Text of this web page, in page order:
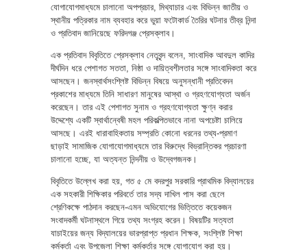
যোগাযোগমাধ্যমে চালানো অপপ্রচার, মিথ্যাচার এবং বিভিন্ন জাতীয় ও
স্থানীয় পত্রিকার নাম ব্যবহার করে ভুয়া ফটোকার্ড তৈরির ঘটনার তীব্র নিন্দা
ও প্রতিবাদ জানিয়েছে ফরিদগঞ্জ প্রেসক্লাব।
এক প্রতিবাদ বিবৃতিতে প্রেসক্লাব নেতৃবৃন্দ বলেন, সাংবাদিক আবদুল কাদির
দীর্ঘদিন ধরে পেশাগত সততা, নিষ্ঠা ও দায়িত্বশীলতার সঙ্গে সাংবাদিকতা করে
আসছেন। জনস্বার্থসংশ্লিষ্ট বিভিন্ন বিষয়ে অনুসন্ধানী প্রতিবেদন
প্রকাশের মাধ্যমে তিনি সাধারণ মানুষের আস্থা ও গ্রহণযোগ্যতা অর্জন
করেছেন। তার এই পেশাগত সুনাম ও গ্রহণযোগ্যতা ক্ষুণ্ন করার
উদ্দেশ্যে একটি স্বার্থান্বেষী মহল পরিকল্পিতভাবে নানা অপচেষ্টা চালিয়ে
আসছে। এরই ধারাবাহিকতায় সম্প্রতি কোনো ধরনের তথ্য-প্রমাণ
ছাড়াই সামাজিক যোগাযোগমাধ্যমে তার বিরুদ্ধে বিভ্রান্তিকর প্রচারণা
চালানো হচ্ছে, যা অত্যন্ত নিন্দনীয় ও উদ্বেগজনক।
বিবৃতিতে উল্লেখ করা হয়, গত ৫ মে বদরপুর সরকারি প্রাথমিক বিদ্যালয়ের
এক সহকারী শিক্ষিকার পরিবর্তে তার সদ্য দাখিল পাস করা ছেলে
শ্রেণিকক্ষে পাঠদান করছেন-এমন অভিযোগের ভিত্তিতে কয়েকজন
সংবাদকর্মী ঘটনাস্থলে গিয়ে তথ্য সংগ্রহ করেন। বিষয়টির সত্যতা
যাচাইয়ের জন্য বিদ্যালয়ের ভারপ্রাপ্ত প্রধান শিক্ষক, সংশ্লিষ্ট শিক্ষা
কর্মকর্তা এবং উপজেলা শিক্ষা কর্মকর্তার সঙ্গে যোগাযোগ করা হয়।